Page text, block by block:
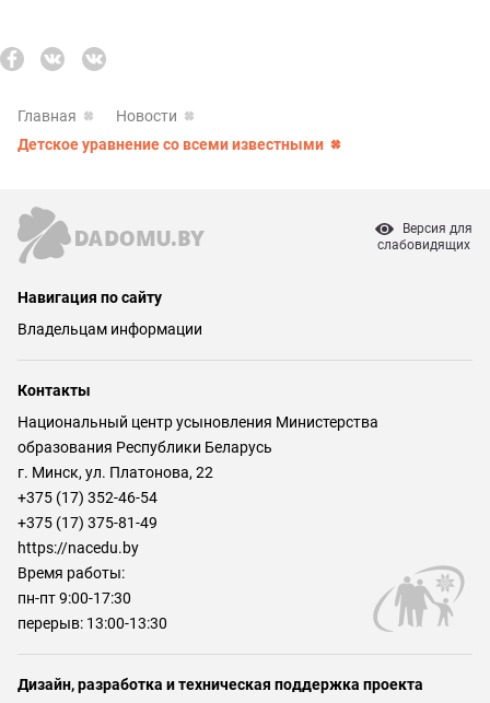
Главная
Новости
Детское уравнение со всеми известными
Версия для
слабовидящих
Навигация по сайту
Владельцам информации
Контакты
Национальный центр усыновления Министерства
образования Республики Беларусь
г. Минск, ул. Платонова, 22
+375 (17) 352-46-54
+375 (17) 375-81-49
https://nacedu.by
Время работы:
пн-пт 9:00-17:30
перерыв: 13:00-13:30
Дизайн, разработка и техническая поддержка проекта